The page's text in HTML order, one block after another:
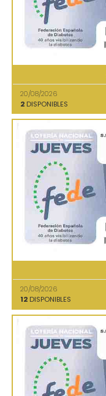
20/08/2026
2 DISPONIBLES
20/08/2026
12 DISPONIBLES